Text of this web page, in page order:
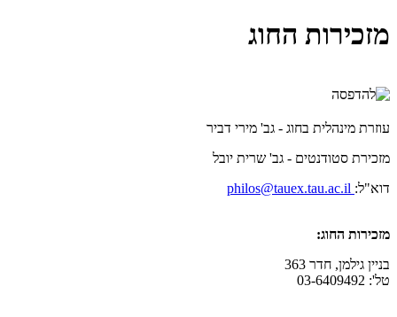
מזכירות החוג
עוזרת מינהלית בחוג - גב' מירי דביר
מזכירת סטודנטים - גב' שרית יובל
דוא"ל:
מזכירות החוג:
בניין גילמן, חדר 363
טל': 03-6409492